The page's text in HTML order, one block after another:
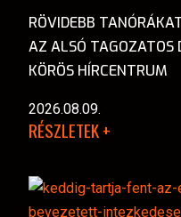
RÖVIDEBB
AZ ALSÓ TAGOZATOS
KÖRÖS HÍRCENTRUM
2026.08.09.
RÉSZLETEK +